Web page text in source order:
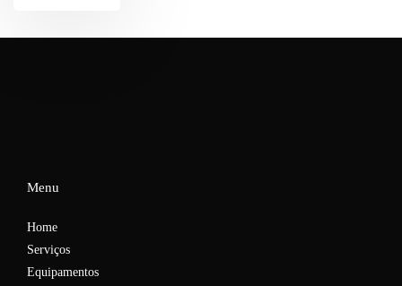
Menu
Home
Serviços
Equipamentos